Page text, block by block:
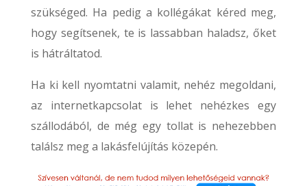
szükséged. Ha pedig a kollégákat kéred meg,
hogy segítsenek, te is lassabban haladsz, őket
is hátráltatod.
Ha ki kell nyomtatni valamit, nehéz megoldani,
az internetkapcsolat is lehet nehézkes egy
szállodából, de még egy tollat is nehezebben
találsz meg a lakásfelújítás közepén.